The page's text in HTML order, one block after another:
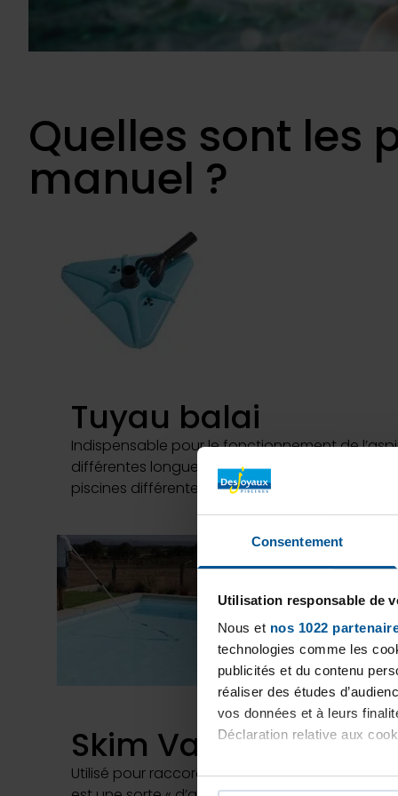
Consentement
Utilisation responsable de
Nous et nos 1022
technologies comme les
publicités et du contenu
réaliser des études
vos données et à leurs
Déclaration relative aux
Si vous le permettez, nous
Quelles sont les
manuel ?
Tuyau balai
Indispensable pour le fonctionnement de
différentes longueurs afin de pouvoir être
piscines différentes.
Skim Vac prise balai
Utilisé pour raccorder le tuyau balai à la